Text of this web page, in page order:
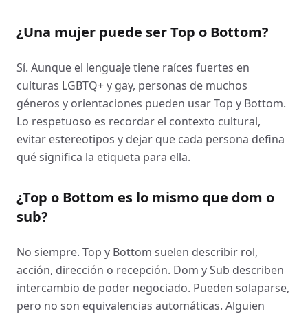
¿Una mujer puede ser Top o Bottom?
Sí. Aunque el lenguaje tiene raíces fuertes en
culturas LGBTQ+ y gay, personas de muchos
géneros y orientaciones pueden usar Top y Bottom.
Lo respetuoso es recordar el contexto cultural,
evitar estereotipos y dejar que cada persona defina
qué significa la etiqueta para ella.
¿Top o Bottom es lo mismo que dom o
sub?
No siempre. Top y Bottom suelen describir rol,
acción, dirección o recepción. Dom y Sub describen
intercambio de poder negociado. Pueden solaparse,
pero no son equivalencias automáticas. Alguien